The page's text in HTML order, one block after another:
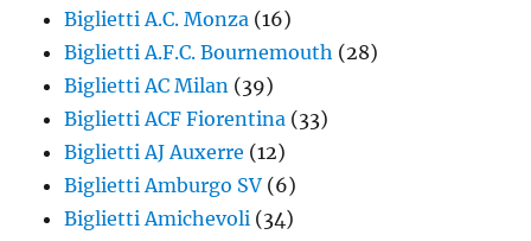
Biglietti A.C. Monza (16)
Biglietti A.F.C. Bournemouth (28)
Biglietti AC Milan (39)
Biglietti ACF Fiorentina (33)
Biglietti AJ Auxerre (12)
Biglietti Amburgo SV (6)
Biglietti Amichevoli (34)